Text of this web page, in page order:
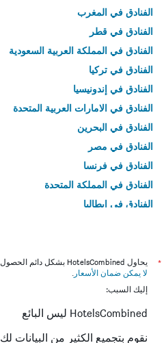
الفنادق في المغرب
الفنادق في قطر
الفنادق في المملكة العربية السعودية
الفنادق في تركيا
الفنادق في إندونيسيا
الفنادق في الامارات العربية المتحدة
الفنادق في البحرين
الفنادق في مصر
الفنادق في فرنسا
الفنادق في المملكة المتحدة
الفنادق في إيطاليا
*
يحاول HotelsCombined بشكل دائم الحصول على الأسعار الدقيقة، ولكن
لا يمكن ضمان الأسعار .
إليك السبب:
HotelsCombined ليس البائع
نقوم بتجميع الكثير من البيانات لك